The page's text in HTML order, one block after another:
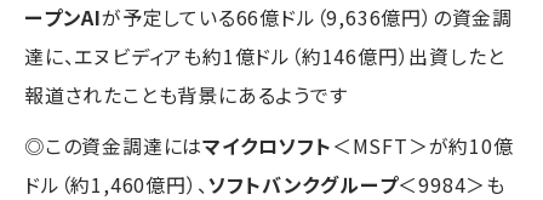
ープンAIが予定している66億ドル（9,636億円）の資金調
達に、エヌビディアも約1億ドル（約146億円）出資したと
報道されたことも背景にあるようです
◎この資金調達にはマイクロソフト＜MSFT＞が約10億
ドル（約1,460億円）、ソフトバンクグループ＜9984＞も